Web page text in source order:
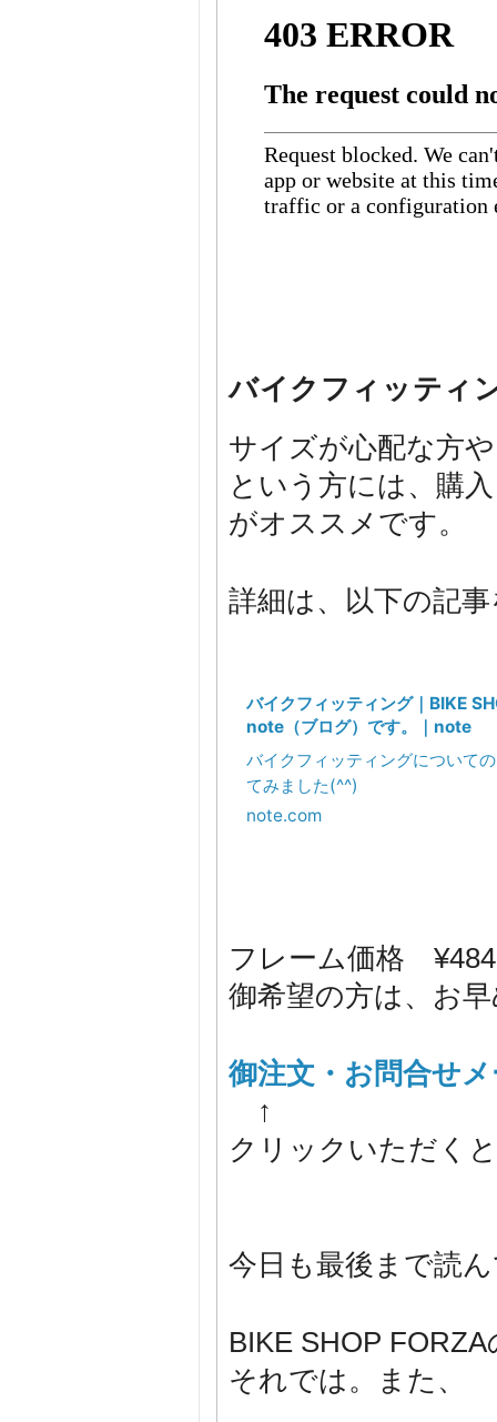
バイクフィッティ
サイズが心配な方
という方には、購
がオススメです。
詳細は、以下の記
バイクフィッティング｜BIKE
note（ブログ）です。｜note
バイクフィッティングについて
てみました(^^)
note.com
フレーム価格
御希望の方は、お
御注文・お問合せ
↑
クリックいただく
今日も最後まで読
BIKE SHOP
それでは。また、